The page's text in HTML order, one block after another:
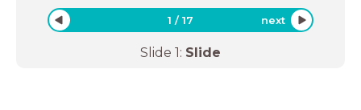
1 /17 next
Slide 1: Slide